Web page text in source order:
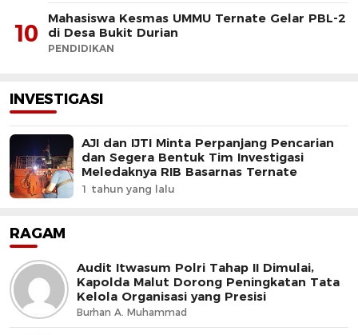
10
Mahasiswa Kesmas UMMU Ternate Gelar PBL-2
di Desa Bukit Durian
PENDIDIKAN
INVESTIGASI
AJI dan IJTI Minta Perpanjang Pencarian
dan Segera Bentuk Tim Investigasi
Meledaknya RIB Basarnas Ternate
1 tahun yang lalu
RAGAM
Audit Itwasum Polri Tahap II Dimulai,
Kapolda Malut Dorong Peningkatan Tata
Kelola Organisasi yang Presisi
Burhan A. Muhammad